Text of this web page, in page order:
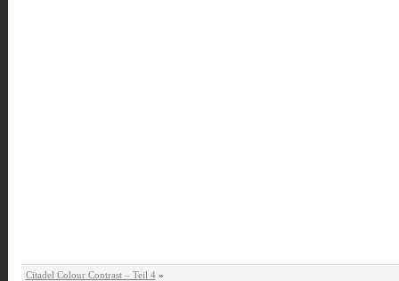
Citadel Colour Contrast – Teil 4»